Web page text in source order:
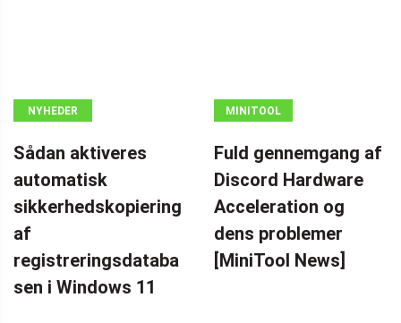
NYHEDER
Sådan aktiveres
automatisk
sikkerhedskopiering
af
registreringsdataba
sen i Windows 11
MINITOOL
Fuld gennemgang af
Discord Hardware
Acceleration og
dens problemer
[MiniTool News]